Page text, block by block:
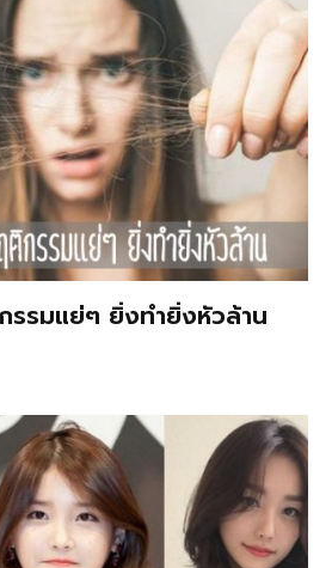
รรมแย่ๆ ยิ่งทำยิ่งหัวล้าน